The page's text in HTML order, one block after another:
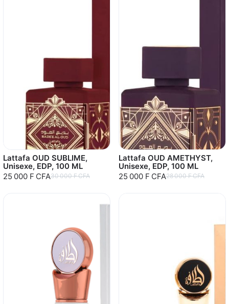
Lattafa OUD SUBLIME,
Unisexe, EDP, 100 ML
25 000 F CFA30 000 F CFA
Lattafa OUD AMETHYST,
Unisexe, EDP, 100 ML
25 000 F CFA28 000 F CFA